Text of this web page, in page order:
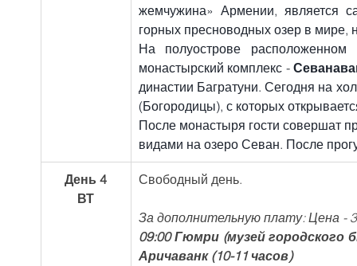
жемчужина» Армении, является
горных пресноводных озер в мире,
На полуострове расположенном
монастырский комплекс -
династии Багратуни. Сегодня на
(Богородицы), с которых
После монастыря гости совершат
видами на озеро Севан. После
День 4
ВТ
Свободный день.
За дополнительную плату: Цена -
09:00 Гюмри (музей городского
Аричаванк (10-11 часов)